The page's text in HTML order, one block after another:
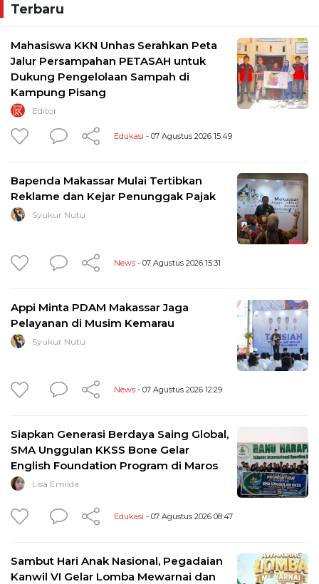
Terbaru
Mahasiswa KKN Unhas Serahkan Peta
Jalur Persampahan PETASAH untuk
Dukung Pengelolaan Sampah di
Kampung Pisang
Editor
Edukasi - 07 Agustus 2026 15:49
Bapenda Makassar Mulai Tertibkan
Reklame dan Kejar Penunggak Pajak
Syukur Nutu
News - 07 Agustus 2026 15:31
Appi Minta PDAM Makassar Jaga
Pelayanan di Musim Kemarau
Syukur Nutu
News - 07 Agustus 2026 12:29
Siapkan Generasi Berdaya Saing Global,
SMA Unggulan KKSS Bone Gelar
English Foundation Program di Maros
Lisa Emilda
Edukasi - 07 Agustus 2026 08:47
Sambut Hari Anak Nasional, Pegadaian
Kanwil VI Gelar Lomba Mewarnai dan